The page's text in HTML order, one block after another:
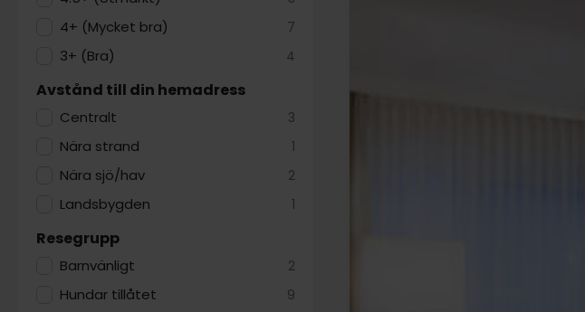
4+ (Mycket bra) 7
3+ (Bra) 4
Avstånd till din hemadress
Centralt 3
Nära strand 1
Nära sjö/hav 2
Landsbygden 1
Resegrupp
Barnvänligt 2
Hundar tillåtet 9